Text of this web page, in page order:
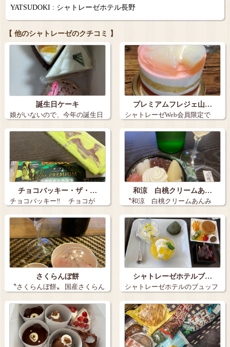
YATSUDOKI : シャトレーゼホテル長野
【 他のシャトレーゼのクチコミ 】
誕生日ケーキ
娘がいないので、今年の誕生日
ケーキは３個…
プレミアムフレジェ山…
シャトレーゼWeb会員限定で
『炭火焼き珈…
チョコバッキー・ザ・…
チョコバッキー‼️ チョコが
バキ…
和涼 白桃クリームあ…
〝和涼 白桃クリームあんみ
つ〟 【かん…
さくらんぼ餅
〝さくらんぼ餅〟 国産さくらん
ぼ 実に…
シャトレーゼホテルブ…
シャトレーゼホテルのブュッフ
ェ ケーキ…